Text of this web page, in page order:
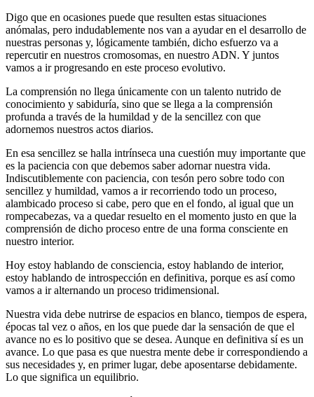
Digo que en ocasiones puede que resulten estas situaciones
anómalas, pero indudablemente nos van a ayudar en el desarrollo de
nuestras personas y, lógicamente también, dicho esfuerzo va a
repercutir en nuestros cromosomas, en nuestro ADN. Y juntos
vamos a ir progresando en este proceso evolutivo.
La comprensión no llega únicamente con un talento nutrido de
conocimiento y sabiduría, sino que se llega a la comprensión
profunda a través de la humildad y de la sencillez con que
adornemos nuestros actos diarios.
En esa sencillez se halla intrínseca una cuestión muy importante que
es la paciencia con que debemos saber adornar nuestra vida.
Indiscutiblemente con paciencia, con tesón pero sobre todo con
sencillez y humildad, vamos a ir recorriendo todo un proceso,
alambicado proceso si cabe, pero que en el fondo, al igual que un
rompecabezas, va a quedar resuelto en el momento justo en que la
comprensión de dicho proceso entre de una forma consciente en
nuestro interior.
Hoy estoy hablando de consciencia, estoy hablando de interior,
estoy hablando de introspección en definitiva, porque es así como
vamos a ir alternando un proceso tridimensional.
Nuestra vida debe nutrirse de espacios en blanco, tiempos de espera,
épocas tal vez o años, en los que puede dar la sensación de que el
avance no es lo positivo que se desea. Aunque en definitiva sí es un
avance. Lo que pasa es que nuestra mente debe ir correspondiendo a
sus necesidades y, en primer lugar, debe aposentarse debidamente.
Lo que significa un equilibrio.